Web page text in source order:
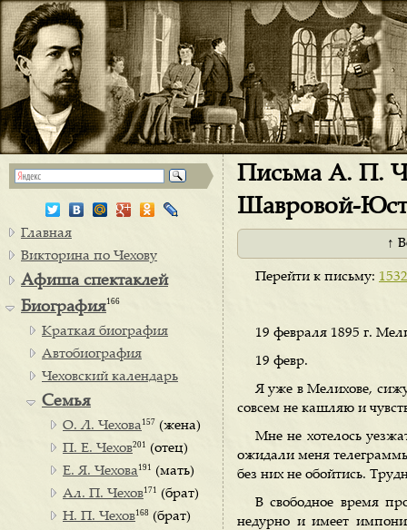
Письма А. П.
Шавровой-
↑
Перейти к письму: 1532
19 февраля 1895 г.
19 февр.
Я уже в Мелихове,
совсем не кашляю и
Мне не хотелось
ожидали меня
без них не обойтись.
В свободное время
недурно и имеет
Главная
Викторина по Чехову
Афиша спектаклей
Биография166
Краткая биография
Автобиография
Чеховский календарь
Семья
О. Л. Чехова 157 (жена)
П. Е. Чехов201 (отец)
Е. Я. Чехова 191 (мать)
Ал. П. Чехов171 (брат)
Н. П. Чехов168 (брат)